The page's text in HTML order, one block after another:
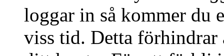
loggar in så kommer du
viss tid. Detta förhindrar